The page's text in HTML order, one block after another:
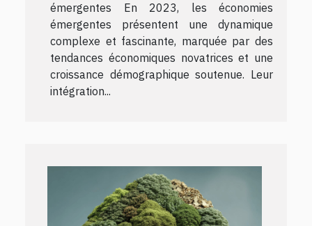
émergentes En 2023, les économies
émergentes présentent une dynamique
complexe et fascinante, marquée par des
tendances économiques novatrices et une
croissance démographique soutenue. Leur
intégration...